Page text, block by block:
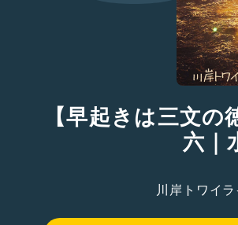
【早起きは三文
六｜
川岸トワイ